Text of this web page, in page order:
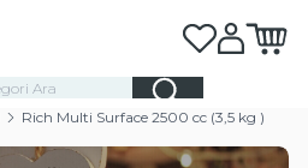
Favorilerim
Hesabım
Rich Multi Surface 2500 cc (3,5 kg )